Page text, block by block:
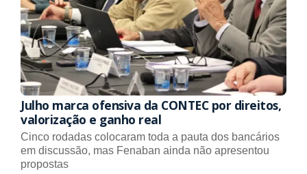
Julho marca ofensiva da CONTEC por direitos,
valorização e ganho real
Cinco rodadas colocaram toda a pauta dos bancários
em discussão, mas Fenaban ainda não apresentou
propostas